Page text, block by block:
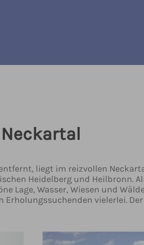
liegt im reizvollen
Heidelberg und Heilbronn.
Lage, Wasser, Wiesen und
Erholungssuchenden vielerlei.